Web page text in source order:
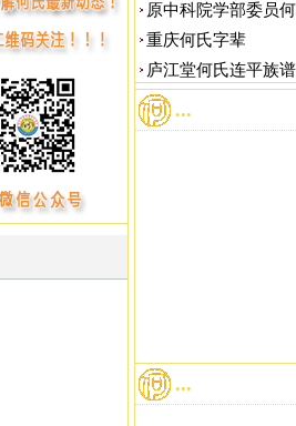
原中科院学部委员
重庆何氏字辈
庐江堂何氏连平族谱
...
...